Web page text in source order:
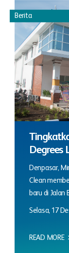
Berita
Degrees
Denpasar,
Clean
baru di Jalan
Selasa, 17
READ MORE